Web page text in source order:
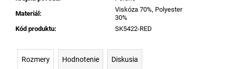
Materiál:
Viskóza 70%, Polyester
30%
Kód produktu: SK5422-RED
Rozmery Hodnotenie Diskusia